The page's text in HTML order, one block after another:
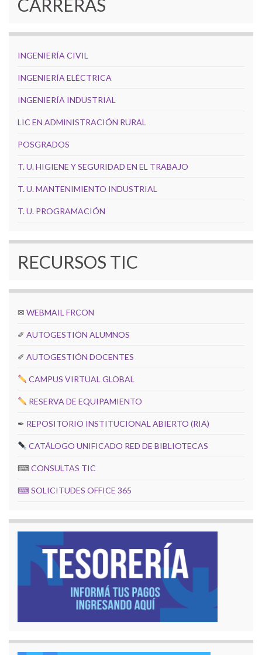
CARRERAS
INGENIERÍA CIVIL
INGENIERÍA ELÉCTRICA
INGENIERÍA INDUSTRIAL
LIC EN ADMINISTRACIÓN RURAL
POSGRADOS
T. U. HIGIENE Y SEGURIDAD EN EL TRABAJO
T. U. MANTENIMIENTO INDUSTRIAL
T. U. PROGRAMACIÓN
RECURSOS TIC
✉ WEBMAIL FRCON
✐ AUTOGESTIÓN ALUMNOS
✐ AUTOGESTIÓN DOCENTES
CAMPUS VIRTUAL GLOBAL
RESERVA DE EQUIPAMIENTO
✒ REPOSITORIO INSTITUCIONAL ABIERTO (RIA)
CATÁLOGO UNIFICADO RED DE BIBLIOTECAS
⌨CONSULTAS TIC
⌨SOLICITUDES OFFICE 365